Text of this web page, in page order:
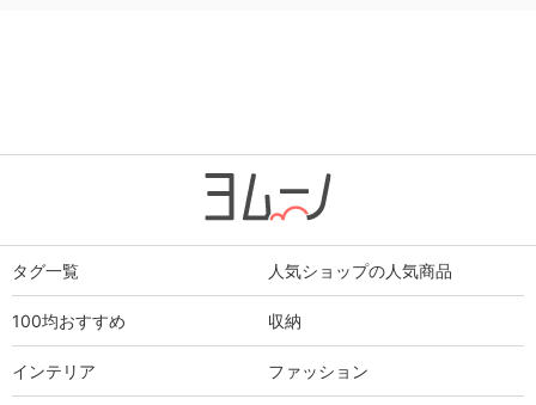
タグ一覧 人気ショップの人気商品
100均おすすめ 収納
インテリア ファッション